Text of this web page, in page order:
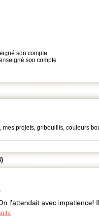
son compte
son compte
mes projets, gribouillis, couleurs
l'attendait avec impatience!